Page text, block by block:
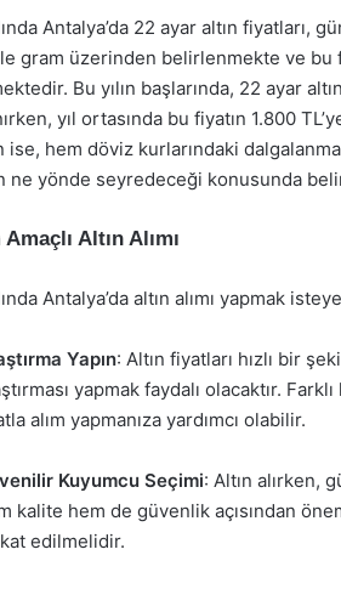
Antalya’da 22 ayar altın fiyatları,
gram üzerinden belirlenmekte ve bu
Bu yılın başlarında, 22 ayar
yıl ortasında bu fiyatın 1.800
hem döviz kurlarındaki
ne yönde seyredeceği konusunda
Amaçlı Altın Alımı
Antalya’da altın alımı yapmak
Yapın: Altın fiyatları hızlı bir
yapmak faydalı olacaktır.
alım yapmanıza yardımcı olabilir.
Kuyumcu Seçimi: Altın alırken,
kalite hem de güvenlik açısından
edilmelidir.